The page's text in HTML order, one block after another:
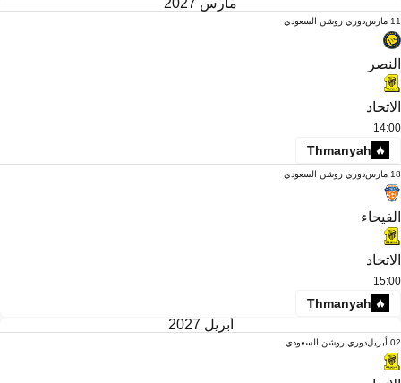
مارس 2027
11 مارس دوري روشن السعودي
النصر
الاتحاد
14:00
Thmanyah
18 مارس دوري روشن السعودي
الفيحاء
الاتحاد
15:00
Thmanyah
أبريل 2027
02 أبريل دوري روشن السعودي